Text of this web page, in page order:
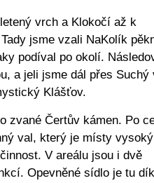
vrch a Klokočí až k
jsme vzali NaKolík
podíval po okolí.
a jeli jsme dál přes Suchý
Klášťov.
zvané Čertův kámen. Po
val, který je místy
V areálu jsou i dvě
Opevněné sídlo je tu